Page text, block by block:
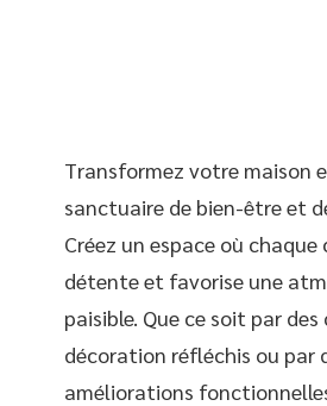
Transformez votre maison
sanctuaire de bien-être et
Créez un espace où
détente et favorise une
paisible. Que ce soit par des
décoration réfléchis ou par
améliorations